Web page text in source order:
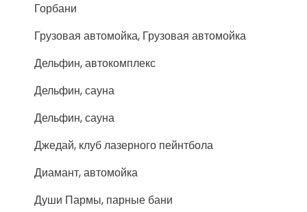
Горбани
Грузовая автомойка, Грузовая автомойка
Дельфин, автокомплекс
Дельфин, сауна
Дельфин, сауна
Джедай, клуб лазерного пейнтбола
Диамант, автомойка
Души Пармы, парные бани